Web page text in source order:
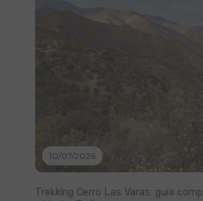
10/07/2026
Trekking Cerro Las Varas: guía